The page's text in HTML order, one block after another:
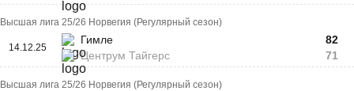
Высшая лига 25/26 Норвегия (Регулярный сезон)
14.12.25
Гимле
Центрум Тайгерс
82
71
Высшая лига 25/26 Норвегия (Регулярный сезон)